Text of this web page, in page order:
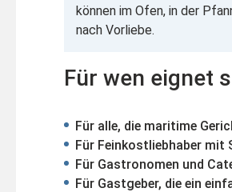
können im Ofen, in der
nach Vorliebe.
Für wen eignet
Für alle, die maritime
Für Feinkostliebhaber mit
Für Gastronomen und
Für Gastgeber, die ein